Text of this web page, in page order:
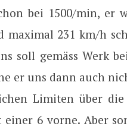
bei 1500/min, er
231 km/h
soll gemäss Werk
er uns dann auch
Limiten über die
6 vorne. Aber